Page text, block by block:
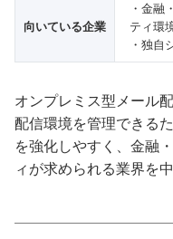
向いている企業
・金融
ティ環
・独自
オンプレミス型メール
配信環境を管理できる
を強化しやすく、金融
ィが求められる業界を